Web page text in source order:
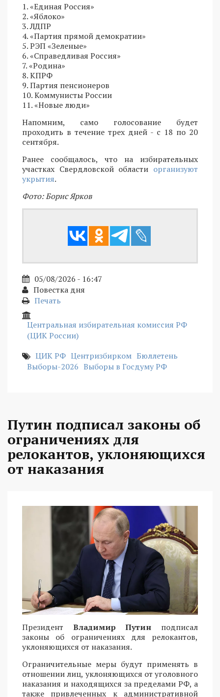
1. «Единая Россия»
2. «Яблоко»
3. ЛДПР
4. «Партия прямой демократии»
5. РЭП «Зеленые»
6. «Справедливая Россия»
7. «Родина»
8. КПРФ
9. Партия пенсионеров
10. Коммунисты России
11. «Новые люди»
Напомним, само голосование будет
проходить в течение трех дней - с 18 по 20
сентября.
Ранее сообщалось, что на избирательных
участках Свердловской области организуют
укрытия.
Фото: Борис Ярков
05/08/2026 - 16:47
Повестка дня
Печать
Центральная избирательная комиссия РФ
(ЦИК России)
ЦИК РФ Центризбирком Бюллетень
Выборы-2026 Выборы в Госдуму РФ
Путин подписал законы об
ограничениях для
релокантов, уклоняющихся
от наказания
Президент Владимир Путин подписал
законы об ограничениях для релокантов,
уклоняющихся от наказания.
Ограничительные меры будут применять в
отношении лиц, уклоняющихся от уголовного
наказания и находящихся за пределами РФ, а
также привлеченных к административной